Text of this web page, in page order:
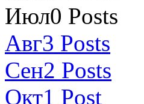
Июл0 Posts
Авг3 Posts
Сен2 Posts
Окт1 Post